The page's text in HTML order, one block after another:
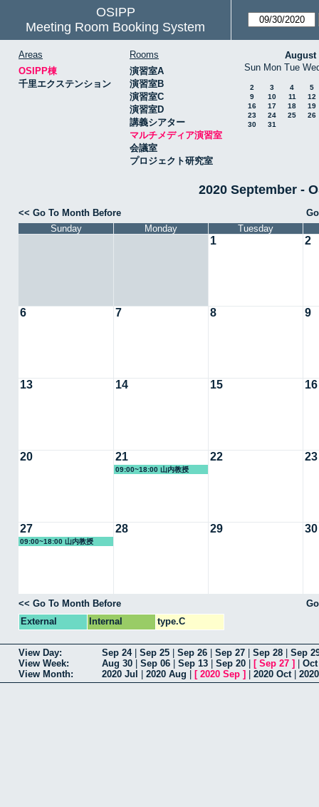
OSIPP
Meeting Room Booking System
Areas
OSIPP棟
千里エクステンション
Rooms
演習室A
演習室B
演習室C
演習室D
講義シアター
マルチメディア演習室
会議室
プロジェクト研究室
August
Sun Mon Tue
2 3 4
5
9
10 11
12
16
17 18
19
23
24 25
26
30
31
2020 September -
<< Go To Month Before
Sunday
Monday Tuesday
1 2
6 7 8 9
13 14 15 16
20 21
09:00~18:00 山内教授
22 23
27
09:00~18:00 山内教授
28 29 30
<< Go To Month Before
External
Internal type.C
View Day: Sep 24| Sep 25 Sep 26 Sep 27 Sep 28
Sep
View Week:
Aug 30 Sep 06 Sep 13 Sep 20 [ Sep 27 ]
View Month:
2020 Jul 2020 Aug [ 2020 Sep ] 2020 Oct